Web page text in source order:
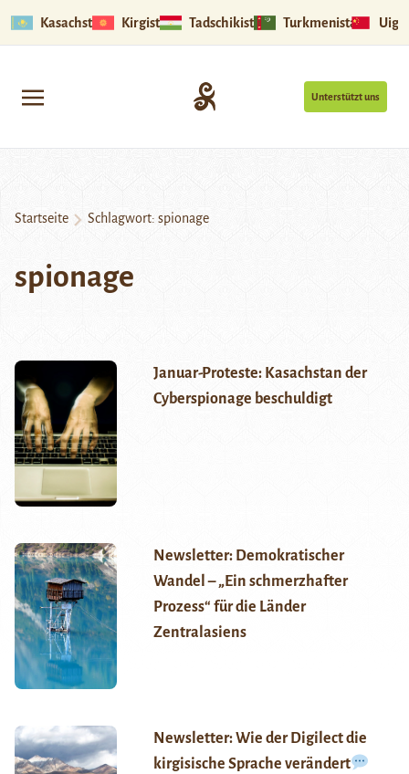
Kasachstan Kirgistan Tadschikistan Turkmenistan
Unterstützt uns
Startseite Schlagwort: spionage
spionage
Januar-Proteste: Kasachstan der
Cyberspionage beschuldigt
Newsletter: Demokratischer
Wandel – „Ein schmerzhafter
Prozess“ für die Länder
Zentralasiens
Newsletter: Wie der Digilect die
kirgisische Sprache verändert